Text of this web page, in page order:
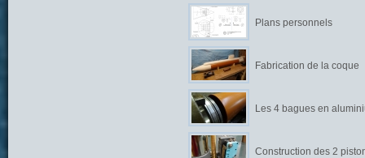
Plans personnels
Fabrication de la coque
Les 4 bagues en
Construction des 2